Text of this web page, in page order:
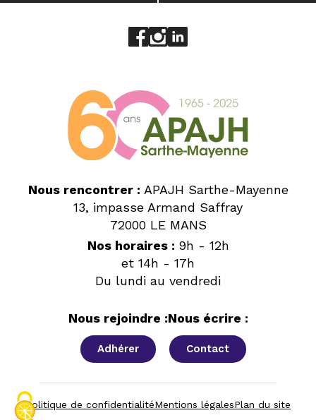
Aller sur le réseau social
Aller sur le réseau social
Aller sur le réseau
Nous rencontrer : APAJH Sarthe-Mayenne
13, impasse Armand Saffray
72000 LE MANS
Nos horaires : 9h - 12h
et 14h - 17h
Du lundi au vendredi
Nous rejoindre :
Adhérer
Nous écrire :
Contact
Politique de confidentialitéMentions légalesPlan du site